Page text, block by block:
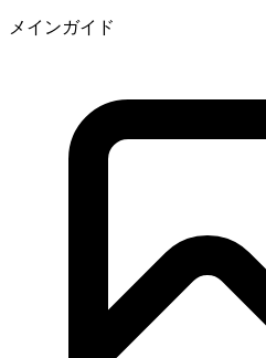
メインガイド